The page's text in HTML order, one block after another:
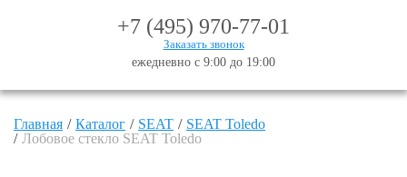
+7 (495) 970-77-01
Заказать звонок
ежедневно с 9:00 до 19:00
Главная Каталог SEAT
SEAT Toledo
Лобовое стекло SEAT Toledo